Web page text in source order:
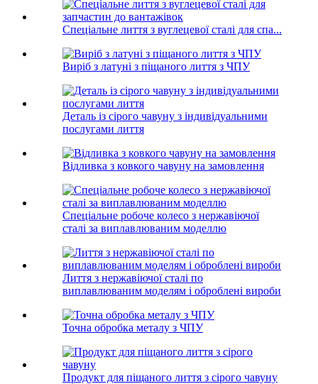
Спеціальне лиття з вуглецевої сталі для спа...
Виріб з латуні з піщаного лиття з ЧПУ
Деталь із сірого чавуну з індивідуальними
послугами лиття
Відливка з ковкого чавуну на замовлення
Спеціальне робоче колесо з нержавіючої
сталі за виплавлюваним моделлю
Лиття з нержавіючої сталі по
виплавлюваним моделям і оброблені вироби
Точна обробка металу з ЧПУ
Продукт для піщаного лиття з сірого чавуну